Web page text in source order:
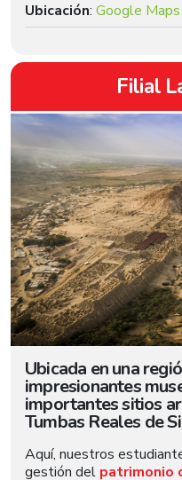
Ubicación: Google Maps
Filial
Ubicada en una
impresionantes
importantes sitios
Tumbas Reales de
Aquí, nuestros
gestión del patrimonio